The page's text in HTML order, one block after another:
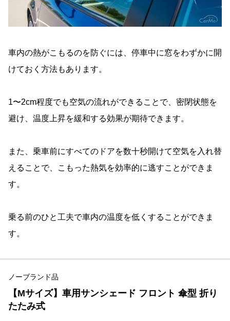
車内の熱がこもるのを防ぐには、停車中に窓をわずかに開
けておく方法もあります。
1〜2cm程度でも空気の流れができることで、密閉状態を
避け、温度上昇を緩和する効果が期待できます。
また、乗車前にすべてのドアを数十秒開けて空気を入れ替
えることで、こもった熱気を効率的に逃すことができま
す。
乗る前のひと工夫で車内の温度を低くすることができま
す。
ノーブランド品
【Mサイズ】車用サンシェード フロント 傘型 折り
たたみ式